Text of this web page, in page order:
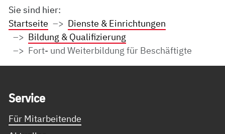
Sie sind hier:
Startseite
Dienste & Einrichtungen
Bildung & Qualifizierung
Fort- und Weiterbildung für Beschäftigte
Ser­vice
Für Mitarbeitende